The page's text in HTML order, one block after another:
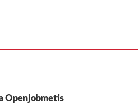
Openjobmetis